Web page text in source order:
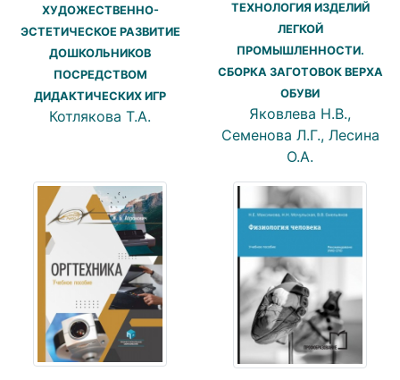
ХУДОЖЕСТВЕННО-
ЭСТЕТИЧЕСКОЕ РАЗВИТИЕ
ДОШКОЛЬНИКОВ
ПОСРЕДСТВОМ
ДИДАКТИЧЕСКИХ ИГР
Котлякова Т.А.
ТЕХНОЛОГИЯ ИЗДЕЛИЙ
ЛЕГКОЙ
ПРОМЫШЛЕННОСТИ.
СБОРКА ЗАГОТОВОК ВЕРХА
ОБУВИ
Яковлева Н.В.,
Семенова Л.Г., Лесина
О.А.